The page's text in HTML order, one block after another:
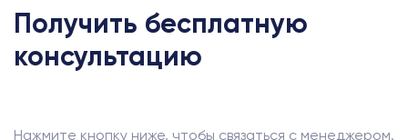
Получить бесплатную
консультацию
Нажмите кнопку ниже, чтобы связаться с менеджером.